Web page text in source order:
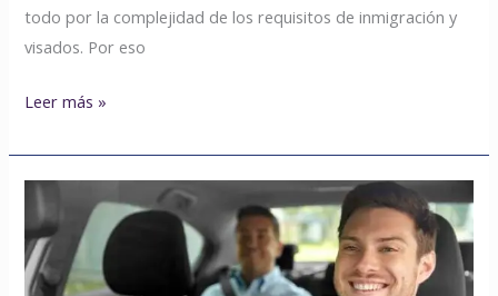
todo por la complejidad de los requisitos de inmigración y
visados. Por eso
Leer más »
Empleos
de
Conductor
del